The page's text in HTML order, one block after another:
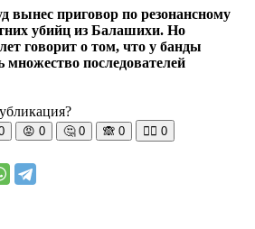
вынес приговор по резонансному
убийц из Балашихи. Но
говорит о том, что у банды
множество последователей
😡 0 🤔 0 🙈 0 🧘‍♀️ 0